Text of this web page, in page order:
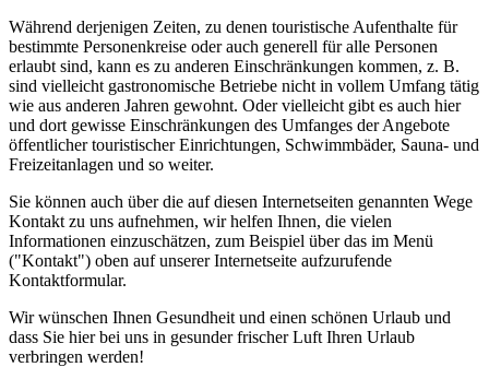
Während derjenigen Zeiten, zu denen touristische Aufenthalte für
bestimmte Personenkreise oder auch generell für alle Personen
erlaubt sind, kann es zu anderen Einschränkungen kommen, z. B.
sind vielleicht gastronomische Betriebe nicht in vollem Umfang tätig
wie aus anderen Jahren gewohnt. Oder vielleicht gibt es auch hier
und dort gewisse Einschränkungen des Umfanges der Angebote
öffentlicher touristischer Einrichtungen, Schwimmbäder, Sauna- und
Freizeitanlagen und so weiter.
Sie können auch über die auf diesen Internetseiten genannten Wege
Kontakt zu uns aufnehmen, wir helfen Ihnen, die vielen
Informationen einzuschätzen, zum Beispiel über das im Menü
("Kontakt") oben auf unserer Internetseite aufzurufende
Kontaktformular.
Wir wünschen Ihnen Gesundheit und einen schönen Urlaub und
dass Sie hier bei uns in gesunder frischer Luft Ihren Urlaub
verbringen werden!